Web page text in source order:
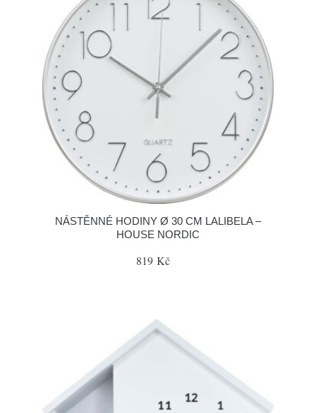
NÁSTĚNNÉ HODINY Ø 30 CM LALIBELA –
HOUSE NORDIC
819 Kč